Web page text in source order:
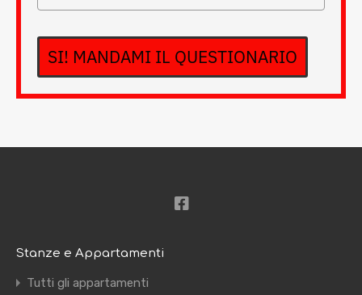
SI! MANDAMI IL QUESTIONARIO
Stanze e Appartamenti
Tutti gli appartamenti